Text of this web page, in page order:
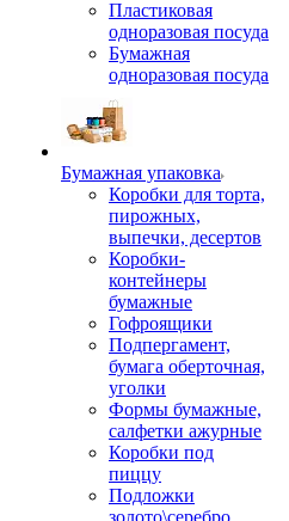
Пластиковая
одноразовая посуда
Бумажная
одноразовая посуда
Бумажная упаковка
Коробки для торта,
пирожных,
выпечки, десертов
Коробки-
контейнеры
бумажные
Гофроящики
Подпергамент,
бумага оберточная,
уголки
Формы бумажные,
салфетки ажурные
Коробки под
пиццу
Подложки
золото\серебро